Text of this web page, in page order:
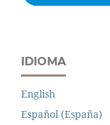
IDIOMA
English
Español (España)